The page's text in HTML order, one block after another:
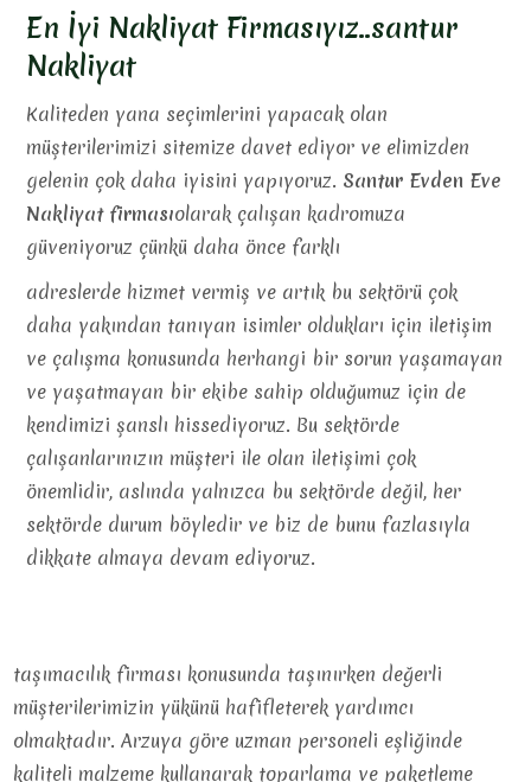
En İyi Nakliyat Firmasıyız..santur
Nakliyat
Kaliteden yana seçimlerini yapacak olan
müşterilerimizi sitemize davet ediyor ve elimizden
gelenin çok daha iyisini yapıyoruz. Santur Evden Eve
Nakliyat firmasıolarak çalışan kadromuza
güveniyoruz çünkü daha önce farklı
adreslerde hizmet vermiş ve artık bu sektörü çok
daha yakından tanıyan isimler oldukları için iletişim
ve çalışma konusunda herhangi bir sorun yaşamayan
ve yaşatmayan bir ekibe sahip olduğumuz için de
kendimizi şanslı hissediyoruz. Bu sektörde
çalışanlarınızın müşteri ile olan iletişimi çok
önemlidir, aslında yalnızca bu sektörde değil, her
sektörde durum böyledir ve biz de bunu fazlasıyla
dikkate almaya devam ediyoruz.
taşımacılık firması konusunda taşınırken değerli
müşterilerimizin yükünü hafifleterek yardımcı
olmaktadır. Arzuya göre uzman personeli eşliğinde
kaliteli malzeme kullanarak toparlama ve paketleme